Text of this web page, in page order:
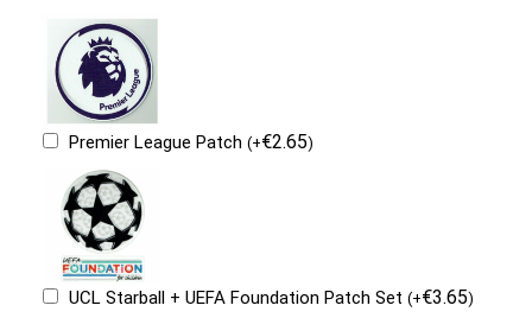
Premier League Patch(+€2.65)
UCL Starball + UEFA Foundation Patch Set(+€3.65)